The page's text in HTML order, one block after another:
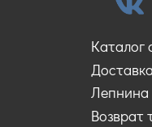
Каталог
Доставка
Лепнина
Возврат